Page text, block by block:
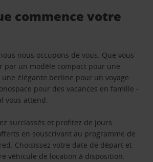
commence votre
nous occupons de vous. Que vous
par un modèle compact pour une
élégante berline pour un voyage
pour des vacances en famille -
vous attend.
surclassés et profitez de jours
en souscrivant au programme de
. Choisissez votre date de départ et
véhicule de location à disposition.